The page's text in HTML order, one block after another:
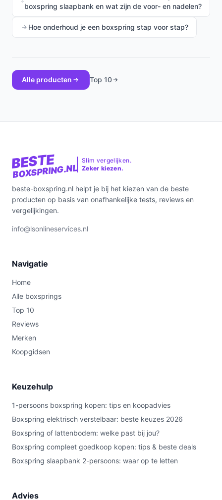
boxspring slaapbank en wat zijn de voor- en nadelen?
Hoe onderhoud je een boxspring stap voor stap?
Alle producten Top 10
BESTE
BOXSPRING.NL
Slim vergelijken.
Zeker kiezen.
beste-boxspring.nl helpt je bij het kiezen van de beste
producten op basis van onafhankelijke tests, reviews en
vergelijkingen.
info@lsonlineservices.nl
Navigatie
Home
Alle boxsprings
Top 10
Reviews
Merken
Koopgidsen
Keuzehulp
1-persoons boxspring kopen: tips en koopadvies
Boxspring elektrisch verstelbaar: beste keuzes 2026
Boxspring of lattenbodem: welke past bij jou?
Boxspring compleet goedkoop kopen: tips & beste deals
Boxspring slaapbank 2-persoons: waar op te letten
Advies